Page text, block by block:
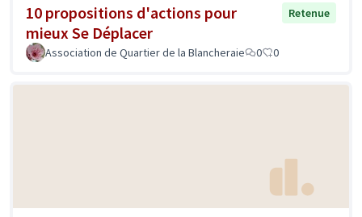
10 propositions d'actions pour
mieux Se Déplacer
Retenue
Association de Quartier de la Blancheraie 0 0